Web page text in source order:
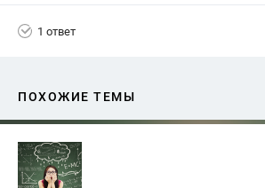
1 ответ
ПОХОЖИЕ ТЕМЫ